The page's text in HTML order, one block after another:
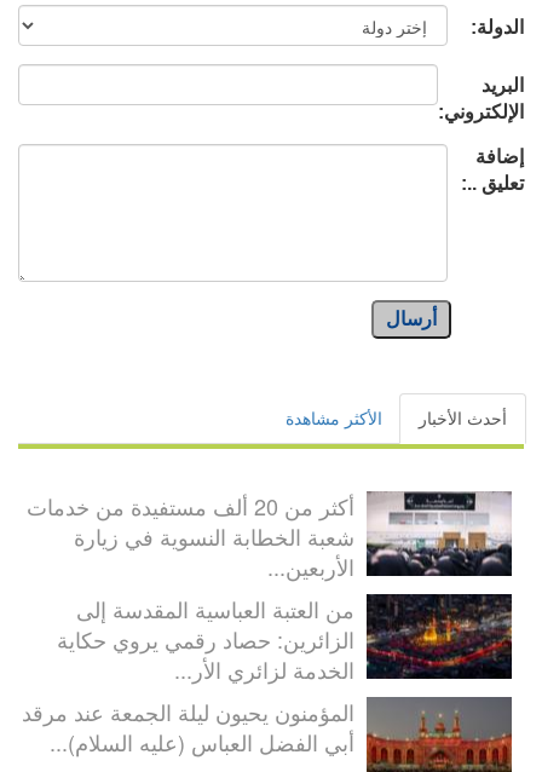
الدولة:
البريد
الإلكتروني:
إضافة
تعليق ..:
أرسال
أحدث الأخبار الأكثر مشاهدة
أكثر من 20 ألف مستفيدة من خدمات
شعبة الخطابة النسوية في زيارة
الأربعين...
من العتبة العباسية المقدسة إلى
الزائرين: حصاد رقمي يروي حكاية
الخدمة لزائري الأر...
المؤمنون يحيون ليلة الجمعة عند مرقد
أبي الفضل العباس (عليه السلام)...